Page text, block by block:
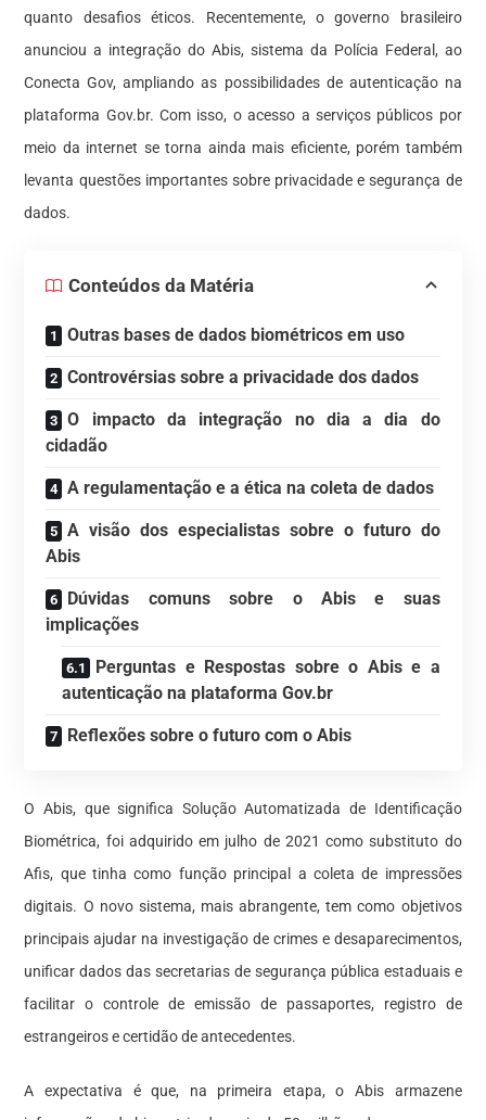
quanto desafios éticos. Recentemente, o governo brasileiro
anunciou a integração do Abis, sistema da Polícia Federal, ao
Conecta Gov, ampliando as possibilidades de autenticação na
plataforma Gov.br. Com isso, o acesso a serviços públicos por
meio da internet se torna ainda mais eficiente, porém também
levanta questões importantes sobre privacidade e segurança de
dados.
Conteúdos da Matéria
Outras bases de dados biométricos em uso
Controvérsias sobre a privacidade dos dados
O impacto da integração no dia a dia do
cidadão
A regulamentação e a ética na coleta de dados
A visão dos especialistas sobre o futuro do
Abis
Dúvidas comuns sobre o Abis e suas
implicações
Perguntas e Respostas sobre o Abis e a
autenticação na plataforma Gov.br
Reflexões sobre o futuro com o Abis
O Abis, que significa Solução Automatizada de Identificação
Biométrica, foi adquirido em julho de 2021 como substituto do
Afis, que tinha como função principal a coleta de impressões
digitais. O novo sistema, mais abrangente, tem como objetivos
principais ajudar na investigação de crimes e desaparecimentos,
unificar dados das secretarias de segurança pública estaduais e
facilitar o controle de emissão de passaportes, registro de
estrangeiros e certidão de antecedentes.
A expectativa é que, na primeira etapa, o Abis armazene